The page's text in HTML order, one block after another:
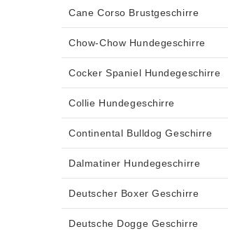
Cane Corso Brustgeschirre
Chow-Chow Hundegeschirre
Cocker Spaniel Hundegeschirre
Collie Hundegeschirre
Continental Bulldog Geschirre
Dalmatiner Hundegeschirre
Deutscher Boxer Geschirre
Deutsche Dogge Geschirre